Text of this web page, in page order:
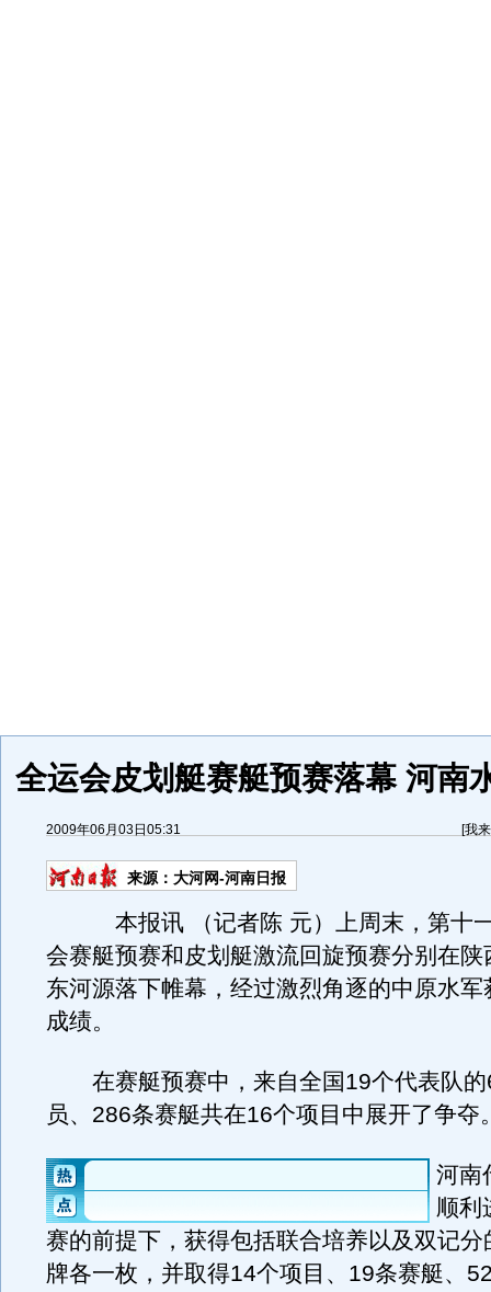
全运会皮划艇赛艇预赛落幕 河南
2009年06月03日05:31 [我
来源： 大河网-河南日报
本报讯 （记者陈 元）上周末，第十一
会赛艇预赛和皮划艇激流回旋预赛分别在陕
东河源落下帷幕，经过激烈角逐的中原水军
成绩。
在赛艇预赛中，来自全国19个代表队的
员、286条赛艇共在16个项目中展开了争夺
河南
顺利
赛的前提下，获得包括联合培养以及双记分
牌各一枚，并取得14个项目、19条赛艇、